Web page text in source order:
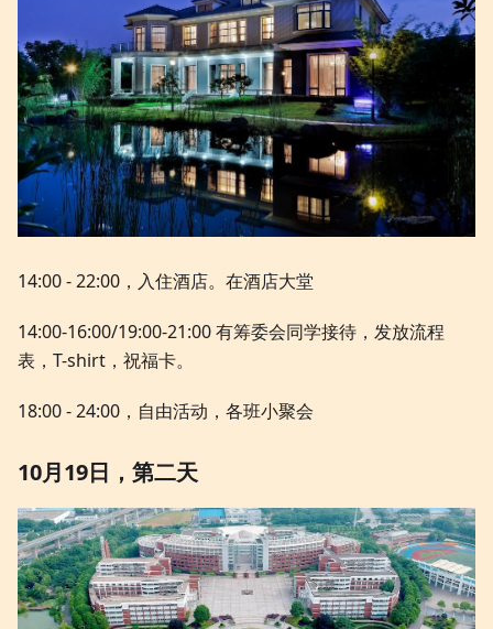
14:00 - 22:00，入住酒店。在酒店大堂
14:00-16:00/19:00-21:00 有筹委会同学接待，发放流程
表，T-shirt，祝福卡。
18:00 - 24:00，自由活动，各班小聚会
10月19日，第二天